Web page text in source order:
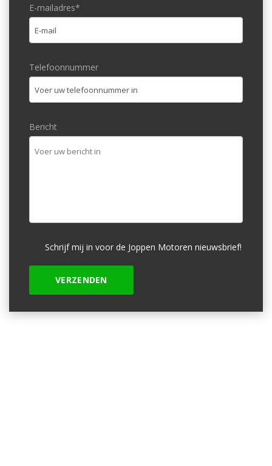
E-mailadres*
Telefoonnummer
Bericht
Schrijf mij in voor de Joppen Motoren nieuwsbrief!